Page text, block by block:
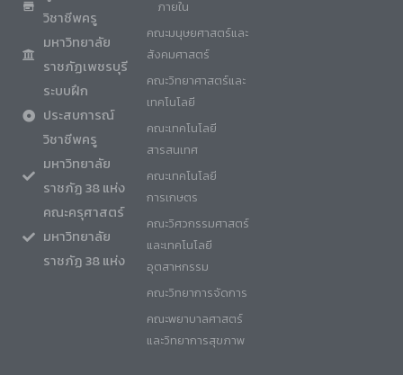
วิชาชีพครู
มหาวิทยาลัย
ราชภัฏเพชรบุรี
ระบบฝึก
ประสบการณ์
วิชาชีพครู
มหาวิทยาลัย
ราชภัฏ 38 แห่ง
คณะครุศาสตร์
มหาวิทยาลัย
ราชภัฏ 38 แห่ง
ภายใน
คณะมนุษยศาสตร์และ
สังคมศาสตร์
คณะวิทยาศาสตร์และ
เทคโนโลยี
คณะเทคโนโลยี
สารสนเทศ
คณะเทคโนโลยี
การเกษตร
คณะวิศวกรรมศาสตร์
และเทคโนโลยี
อุตสาหกรรม
คณะวิทยาการจัดการ
คณะพยาบาลศาสตร์
และวิทยาการสุขภาพ